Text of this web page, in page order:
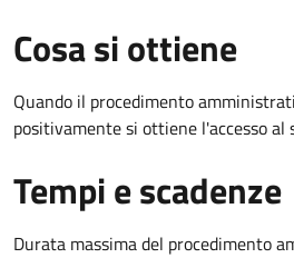
Cosa si ottiene
Quando il procedimento
positivamente si ottiene l'accesso al
Tempi e scadenze
Durata massima del procedimento